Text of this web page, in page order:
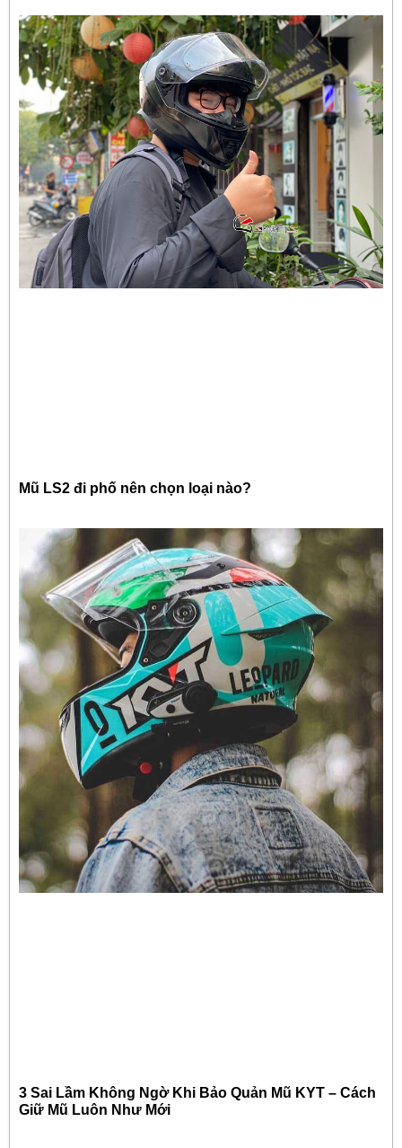
Mũ LS2 đi phố nên chọn loại nào?
3 Sai Lầm Không Ngờ Khi Bảo Quản Mũ KYT – Cách
Giữ Mũ Luôn Như Mới